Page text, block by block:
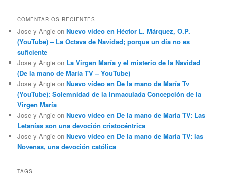
COMENTARIOS RECIENTES
Jose y Angie onNuevo vídeo en Héctor L. Márquez, O.P.
(YouTube) – La Octava de Navidad; porque un día no es
suficiente
Jose y Angie on La Virgen María y el misterio de la Navidad
(De la mano de María TV – YouTube)
Jose y Angie onNuevo vídeo en De la mano de María Tv
(YouTube): Solemnidad de la Inmaculada Concepción de la
Virgen María
Jose y Angie onNuevo vídeo en De la mano de María TV: Las
Letanías son una devoción cristocéntrica
Jose y Angie onNuevo vídeo en De la mano de María TV: las
Novenas, una devoción católica
TAGS